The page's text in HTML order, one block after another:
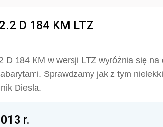
D 184 KM LTZ
D 184 KM w wersji LTZ wyróżnia się na
Sprawdzamy jak z tym
Diesla.
r.